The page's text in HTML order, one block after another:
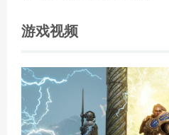
游戏视频